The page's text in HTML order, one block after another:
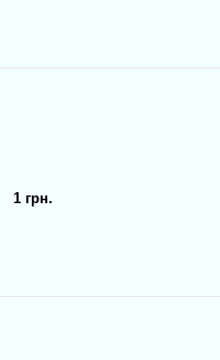
1 грн.